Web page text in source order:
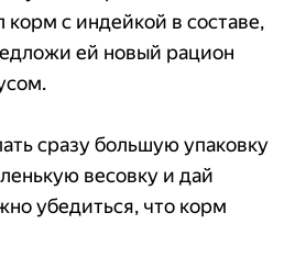
корм с индейкой в составе,
ей новый рацион
сразу большую упаковку
весовку и дай
убедиться, что корм